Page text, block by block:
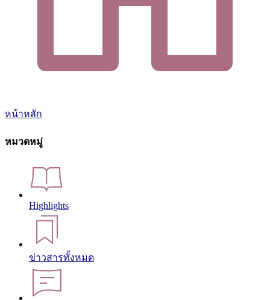
หน้าหลัก
หมวดหมู่
Highlights
ข่าวสารทั้งหมด